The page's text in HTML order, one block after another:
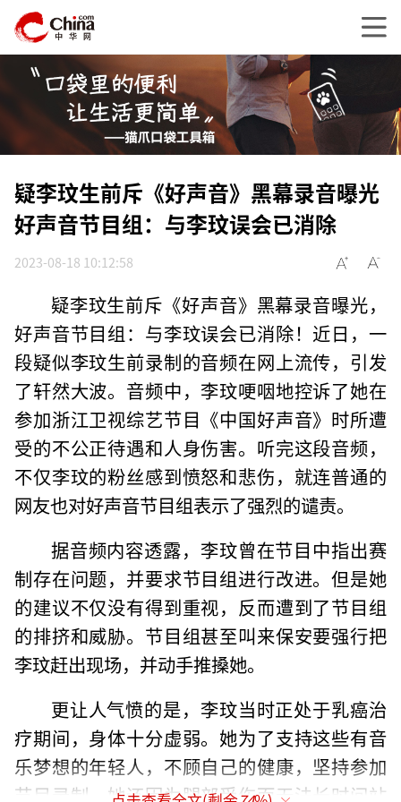
疑李玟生前斥《好声音》黑幕录音曝光
好声音节目组：与李玟误会已消除
2023-08-18 10:12:58
疑李玟生前斥《好声音》黑幕录音曝光，
好声音节目组：与李玟误会已消除！近日，一
段疑似李玟生前录制的音频在网上流传，引发
了轩然大波。音频中，李玟哽咽地控诉了她在
参加浙江卫视综艺节目《中国好声音》时所遭
受的不公正待遇和人身伤害。听完这段音频，
不仅李玟的粉丝感到愤怒和悲伤，就连普通的
网友也对好声音节目组表示了强烈的谴责。
据音频内容透露，李玟曾在节目中指出赛
制存在问题，并要求节目组进行改进。但是她
的建议不仅没有得到重视，反而遭到了节目组
的排挤和威胁。节目组甚至叫来保安要强行把
李玟赶出现场，并动手推搡她。
更让人气愤的是，李玟当时正处于乳癌治
疗期间，身体十分虚弱。她为了支持这些有音
乐梦想的年轻人，不顾自己的健康，坚持参加
节目录制。她还因为腿部受伤而无法长时间站